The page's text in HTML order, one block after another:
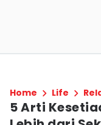
Home Life
5 Arti